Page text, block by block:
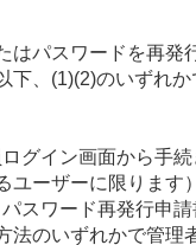
はパスワードを再発
下、(1)(2)のいずれか
グイン画面から手
ユーザーに限ります）
スワード再発行申
法のいずれかで管理